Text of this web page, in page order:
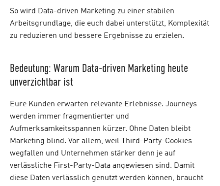
So wird Data-driven Marketing zu einer stabilen
Arbeitsgrundlage, die euch dabei unterstützt, Komplexität
zu reduzieren und bessere Ergebnisse zu erzielen.
Bedeutung: Warum Data-driven Marketing heute
unverzichtbar ist
Eure Kunden erwarten relevante Erlebnisse. Journeys
werden immer fragmentierter und
Aufmerksamkeitsspannen kürzer. Ohne Daten bleibt
Marketing blind. Vor allem, weil Third-Party-Cookies
wegfallen und Unternehmen stärker denn je auf
verlässliche First-Party-Data angewiesen sind. Damit
diese Daten verlässlich genutzt werden können, braucht